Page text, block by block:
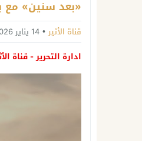
«بعد سنين» مع
قناة الأثير 14 يناير 2026
ادارة التحرير - قناة